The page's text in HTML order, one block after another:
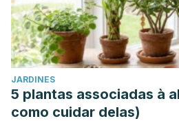
JARDINES
5 plantas associadas à
como cuidar delas)